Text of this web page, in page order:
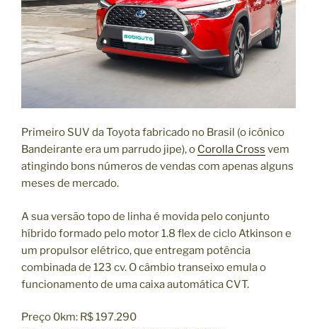
Primeiro SUV da Toyota fabricado no Brasil (o icônico
Bandeirante era um parrudo jipe), o Corolla Cross vem
atingindo bons números de vendas com apenas alguns
meses de mercado.
A sua versão topo de linha é movida pelo conjunto
híbrido formado pelo motor 1.8 flex de ciclo Atkinson e
um propulsor elétrico, que entregam potência
combinada de 123 cv. O câmbio transeixo emula o
funcionamento de uma caixa automática CVT.
Preço 0km: R$ 197.290